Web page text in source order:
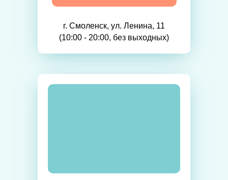
г. Смоленск, ул. Ленина, 11
(10:00 - 20:00, без выходных)